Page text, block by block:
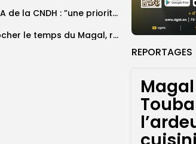
REPORTAGES
Retrouver le statut A de la CNDH : ”une priorité nationale”, selon...
Abdoulaye Faye, cocher le temps du Magal, rêve d’un lendemain meilleur